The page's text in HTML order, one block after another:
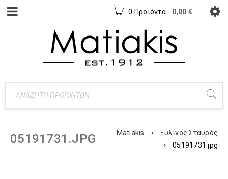
0 Προϊόντα - 0,00 €
05191731.JPG Matiakis ›
Ξύλινος Σταυρός
›
05191731.jpg